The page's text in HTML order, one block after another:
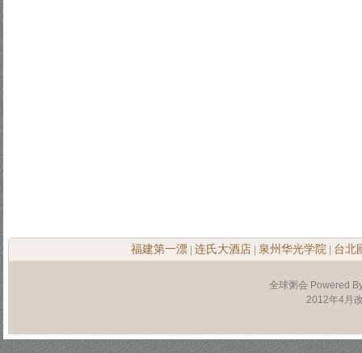
福建第一漂 连氏大酒店 泉州华光学院 台北
全球粥会 Powered
2012年4月